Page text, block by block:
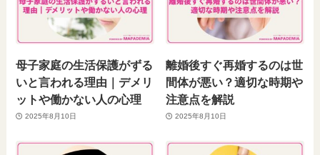
母子家庭の生活保護がずる
いと言われる理由｜デメリ
ットや働かない人の心理
2025年8月10日
離婚後すぐ再婚するのは世
間体が悪い？適切な時期や
注意点を解説
2025年8月10日